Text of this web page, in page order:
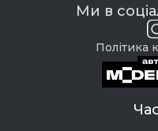
Ми в
Політика